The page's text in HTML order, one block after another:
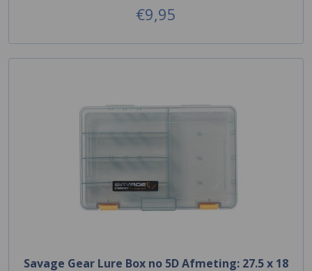
€9,95
Savage Gear Lure Box no 5D Afmeting: 27.5 x 18